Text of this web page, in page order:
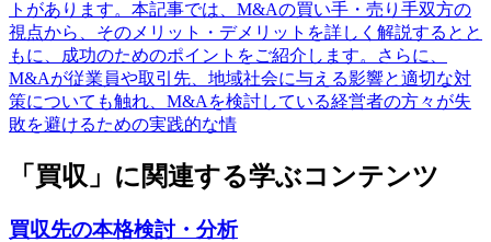
トがあります。本記事では、M&Aの買い手・売り手双方の
視点から、そのメリット・デメリットを詳しく解説するとと
もに、成功のためのポイントをご紹介します。さらに、
M&Aが従業員や取引先、地域社会に与える影響と適切な対
策についても触れ、M&Aを検討している経営者の方々が失
敗を避けるための実践的な情
「買収」に関連する学ぶコンテンツ
買収先の本格検討・分析